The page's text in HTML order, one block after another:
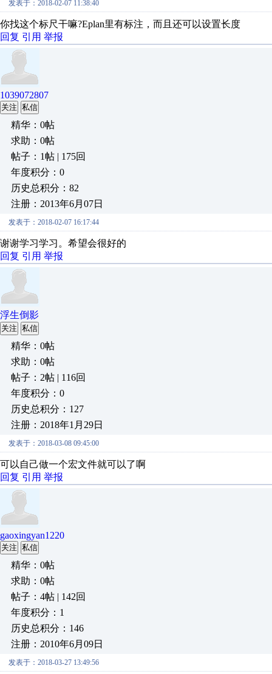
发表于：2018-02-07 11:38:40
你找这个标尺干嘛?Eplan里有标注，而且还可以设置长度
回复 引用 举报
1039072807
关注 私信
精华：0帖
求助：0帖
帖子：1帖 | 175回
年度积分：0
历史总积分：82
注册：2013年6月07日
发表于：2018-02-07 16:17:44
谢谢学习学习。希望会很好的
回复 引用 举报
浮生倒影
关注 私信
精华：0帖
求助：0帖
帖子：2帖 | 116回
年度积分：0
历史总积分：127
注册：2018年1月29日
发表于：2018-03-08 09:45:00
可以自己做一个宏文件就可以了啊
回复 引用 举报
gaoxingyan1220
关注 私信
精华：0帖
求助：0帖
帖子：4帖 | 142回
年度积分：1
历史总积分：146
注册：2010年6月09日
发表于：2018-03-27 13:49:56